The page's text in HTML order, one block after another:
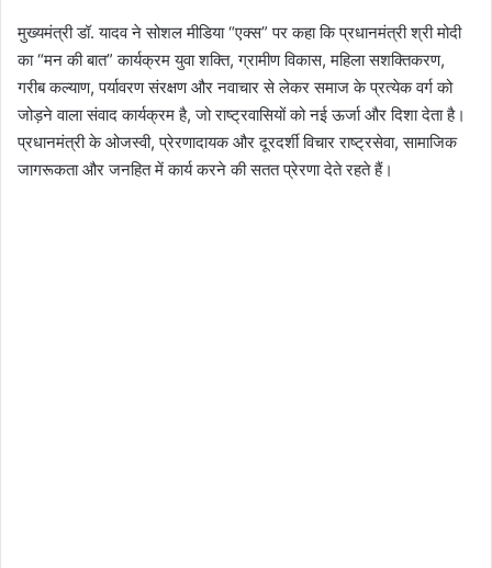
मुख्यमंत्री डॉ. यादव ने सोशल मीडिया “एक्स” पर कहा कि प्रधानमंत्री श्री मोदी
का “मन की बात” कार्यक्रम युवा शक्ति, ग्रामीण विकास, महिला सशक्तिकरण,
गरीब कल्याण, पर्यावरण संरक्षण और नवाचार से लेकर समाज के प्रत्येक वर्ग को
जोड़ने वाला संवाद कार्यक्रम है, जो राष्ट्रवासियों को नई ऊर्जा और दिशा देता है।
प्रधानमंत्री के ओजस्वी, प्रेरणादायक और दूरदर्शी विचार राष्ट्रसेवा, सामाजिक
जागरूकता और जनहित में कार्य करने की सतत प्रेरणा देते रहते हैं।